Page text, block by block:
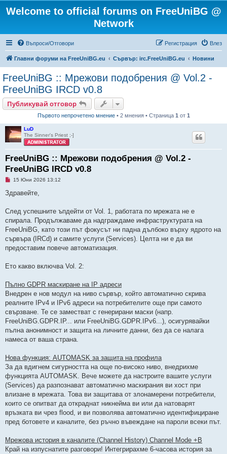
Welcome to official forums on FreeUniBG @
Network
Въпроси/Отговори Влез
Регистрация
Главни форуми на FreeUniBG.eu Сървър: irc.FreeUniBG.eu Новини
FreeUniBG :: Мрежови подобрения @ Vol.2 -
FreeUniBG IRCD v0.8
Публикувай отговор
Първото непрочетено мнение• 2 мнения • Страница 1 от 1
LuD
The Sinner's Priest ;-]
FreeUniBG :: Мрежови подобрения @ Vol.2 -
FreeUniBG IRCD v0.8
Н
п
р
ч
т
е
о
м
н
15 Юни 2026 13:12
Здравейте,
След успешните ъпдейти от Vol. 1, работата по мрежата не е
спирала. Продължаваме да надграждаме инфраструктурата на
FreeUniBG, като този път фокусът ни падна дълбоко върху ядрото на
сървъра (IRCd) и самите услуги (Services). Целта ни е да ви
предоставим повече автоматизация.
Ето какво включва Vol. 2:
Пълно GDPR маскиране на IP адреси
Внедрен е нов модул на ниво сървър, който автоматично скрива
реалните IPv4 и IPv6 адреси на потребителите още при самото
свързване. Те се заместват с генерирани маски (напр.
FreeUniBG.GDPR.IP... или FreeUniBG.GDPR.IPv6...), осигурявайки
пълна анонимност и защита на личните данни, без да се налага
намеса от ваша страна.
Нова функция: AUTOMASK за защита на профила
За да вдигнем сигурността на още по-високо ниво, внедрихме
функцията AUTOMASK. Вече можете да настроите вашите услуги
(Services) да разпознават автоматично маскирания ви хост при
влизане в мрежата. Това ви защитава от злонамерени потребители,
които се опитват да откраднат никнейма ви или да натоварят
връзката ви чрез flood, и ви позволява автоматично идентифициране
пред ботовете и каналите, без ръчно въвеждане на пароли всеки път.
Мрежова история в каналите (Channel History) Channel Mode +B
Край на изпуснатите разговори! Интегрирахме 6-часова история за